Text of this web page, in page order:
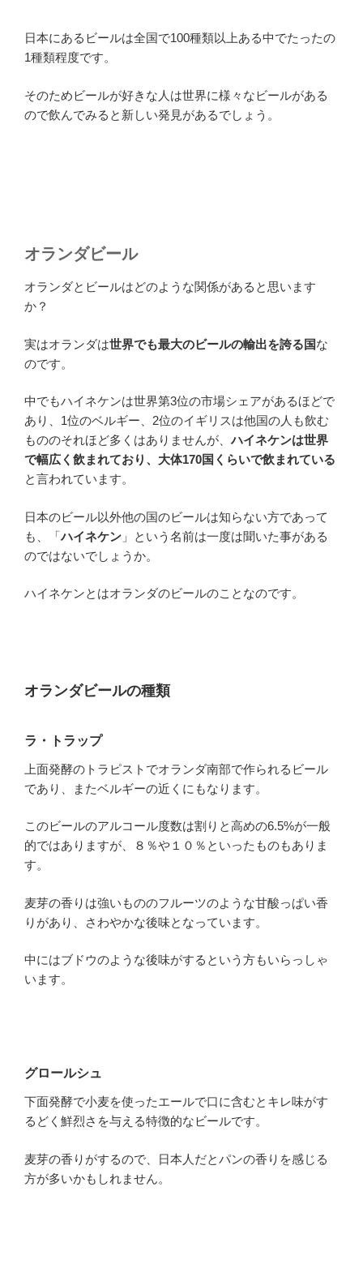
日本にあるビールは全国で100種類以上ある中でたったの
1種類程度です。
そのためビールが好きな人は世界に様々なビールがある
ので飲んでみると新しい発見があるでしょう。
オランダビール
オランダとビールはどのような関係があると思います
か？
実はオランダは世界でも最大のビールの輸出を誇る国な
のです。
中でもハイネケンは世界第3位の市場シェアがあるほどで
あり、1位のベルギー、2位のイギリスは他国の人も飲む
もののそれほど多くはありませんが、ハイネケンは世界
で幅広く飲まれており、大体170国くらいで飲まれている
と言われています。
日本のビール以外他の国のビールは知らない方であって
も、「ハイネケン 」という名前は一度は聞いた事がある
のではないでしょうか。
ハイネケンとはオランダのビールのことなのです。
オランダビールの種類
ラ・トラップ
上面発酵のトラピストでオランダ南部で作られるビール
であり、またベルギーの近くにもなります。
このビールのアルコール度数は割りと高めの6.5%が一般
的ではありますが、８％や１０％といったものもありま
す。
麦芽の香りは強いもののフルーツのような甘酸っぱい香
りがあり、さわやかな後味となっています。
中にはブドウのような後味がするという方もいらっしゃ
います。
グロールシュ
下面発酵で小麦を使ったエールで口に含むとキレ味がす
るどく鮮烈さを与える特徴的なビールです。
麦芽の香りがするので、日本人だとパンの香りを感じる
方が多いかもしれません。